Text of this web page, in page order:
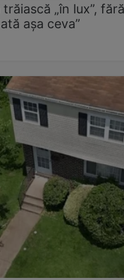
„în lux”, fără
așa ceva”